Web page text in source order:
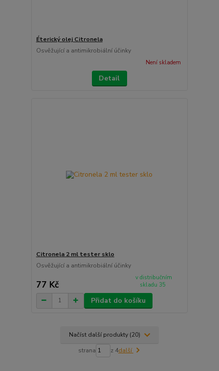
Éterický olej Citronela
Osvěžující a antimikrobiální účinky
Není skladem
Detail
Citronela 2 ml tester sklo
Osvěžující a antimikrobiální účinky
77 Kč
v distribučním
skladu 35
Přidat do košíku
Načíst další produkty (20)
strana z 4další